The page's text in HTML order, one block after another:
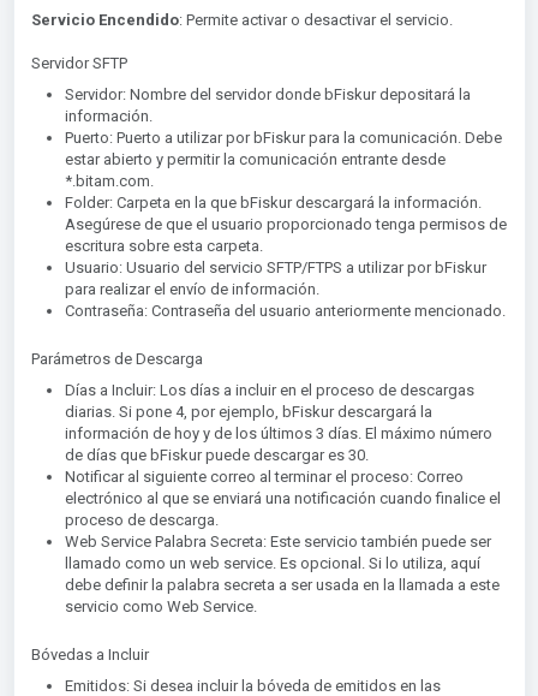
Servicio Encendido: Permiteactivar o desactivar el servicio.
Servidor SFTP
Servidor: Nombre del servidor donde bFiskur depositará la
información.
Puerto: Puerto a utilizar por bFiskur para la comunicación. Debe
estar abierto y permitir la comunicación entrante desde
*.bitam.com.
Folder: Carpeta en la que bFiskur descargará la información.
Asegúrese de que el usuario proporcionado tenga permisos de
escritura sobre esta carpeta.
Usuario: Usuario del servicio SFTP/FTPS a utilizar por bFiskur
para realizar el envío de información.
Contraseña: Contraseña del usuario anteriormente mencionado.
Parámetros de Descarga
Días a Incluir: Los días a incluir en el proceso de descargas
diarias. Si pone 4, por ejemplo, bFiskur descargará la
información de hoy y de los últimos 3 días. El máximo número
de días que bFiskur puede descargar es 30.
Notificar al siguiente correo al terminar el proceso: Correo
electrónico al que se enviará una notificación cuando finalice el
proceso de descarga.
Web Service Palabra Secreta: Este servicio también puede ser
llamado como un web service. Es opcional. Si lo utiliza, aquí
debe definir la palabra secreta a ser usada en la llamada a este
servicio como Web Service.
Bóvedas a Incluir
Emitidos: Si desea incluir la bóveda de emitidos en las